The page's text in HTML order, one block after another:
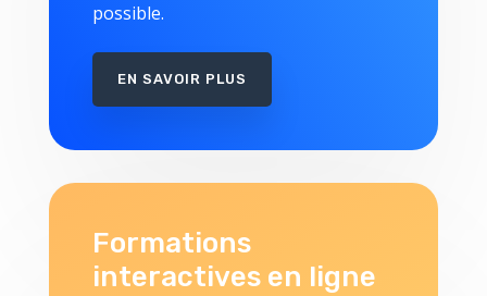
possible.
EN SAVOIR PLUS
Formations
interactives en ligne